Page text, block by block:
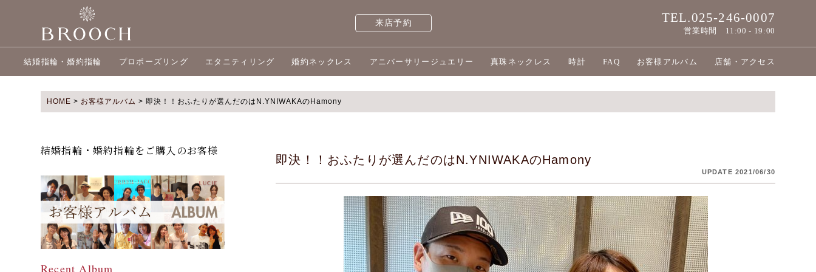
来店予約 TEL.025-246-0007
営業時間 11:00 - 19:00
結婚指輪・婚約指輪 プロポーズリング エタニティリング 婚約ネックレス アニバーサリージュエリー 真珠ネックレス 時計 FAQ お客様アルバム 店舗・アクセス
HOME > お客様アルバム > 即決！！おふたりが選んだのはN.YNIWAKAのHamony
結婚指輪・婚約指輪をご購入のお客様
Recent Album
即決！！おふたりが選んだのはN.YNIWAKAのHamony
UPDATE 2021/06/30